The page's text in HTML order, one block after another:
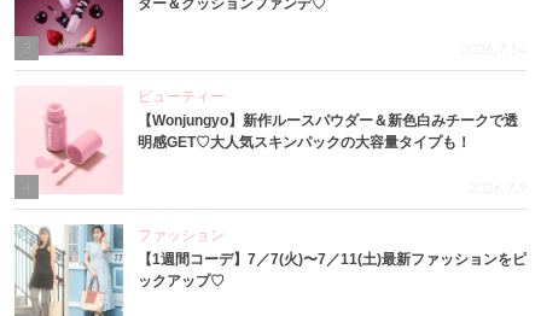
3
ター＆クッションファンデ♡
2026.7.14
4
ビューティー
【Wonjungyo】新作ルースパウダー＆新色白みチークで透
明感GET♡大人気スキンパックの大容量タイプも！
2026.7.9
ファッション
【1週間コーデ】7／7(火)〜7／11(土)最新ファッションをピ
ックアップ♡